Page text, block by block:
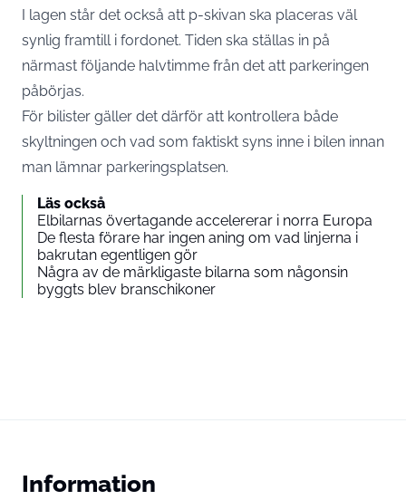
I lagen står det också att p-skivan ska placeras väl
synlig framtill i fordonet. Tiden ska ställas in på
närmast följande halvtimme från det att parkeringen
påbörjas.
För bilister gäller det därför att kontrollera både
skyltningen och vad som faktiskt syns inne i bilen innan
man lämnar parkeringsplatsen.
Läs också
Elbilarnas övertagande accelererar i norra Europa
De flesta förare har ingen aning om vad linjerna i
bakrutan egentligen gör
Några av de märkligaste bilarna som någonsin
byggts blev branschikoner
Information